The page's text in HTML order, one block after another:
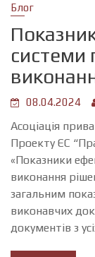
Блог
системи
08.04.2024
Асоціація
Проекту ЄС
«Показники
виконання
загальним
виконавчих
документів з